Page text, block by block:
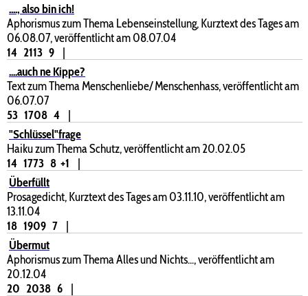
...., also bin ich!
Aphorismus zum Thema Lebenseinstellung, Kurztext des Tages am
06.08.07, veröffentlicht am 08.07.04
14 2113 9
|
....auch ne Kippe?
Text zum Thema Menschenliebe/ Menschenhass, veröffentlicht am
06.07.07
53 1708 4
|
"Schlüssel"frage
Haiku zum Thema Schutz, veröffentlicht am 20.02.05
14 1773 8 +1
|
Überfüllt
Prosagedicht, Kurztext des Tages am 03.11.10, veröffentlicht am
13.11.04
18 1909 7
|
Übermut
Aphorismus zum Thema Alles und Nichts..., veröffentlicht am
20.12.04
20 2038 6
|